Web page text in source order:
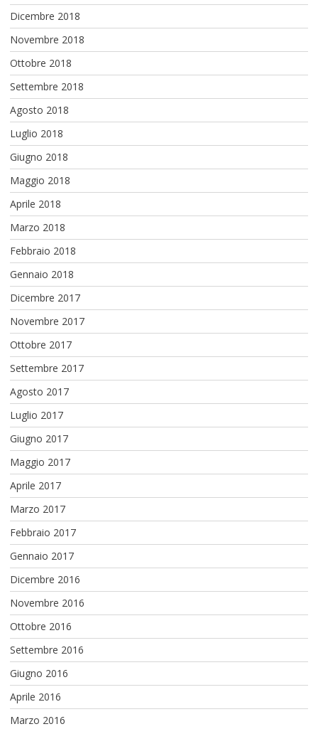
Dicembre 2018
Novembre 2018
Ottobre 2018
Settembre 2018
Agosto 2018
Luglio 2018
Giugno 2018
Maggio 2018
Aprile 2018
Marzo 2018
Febbraio 2018
Gennaio 2018
Dicembre 2017
Novembre 2017
Ottobre 2017
Settembre 2017
Agosto 2017
Luglio 2017
Giugno 2017
Maggio 2017
Aprile 2017
Marzo 2017
Febbraio 2017
Gennaio 2017
Dicembre 2016
Novembre 2016
Ottobre 2016
Settembre 2016
Giugno 2016
Aprile 2016
Marzo 2016